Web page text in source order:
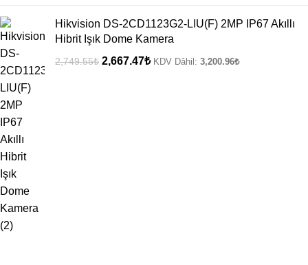
Hikvision DS-2CD1123G2-LIU(F) 2MP IP67 Akıllı
Hibrit Işık Dome Kamera
2,749.55₺ 2,667.47₺ KDV Dâhil: 3,200.96₺